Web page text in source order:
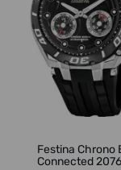
Festina Chrono
Connected